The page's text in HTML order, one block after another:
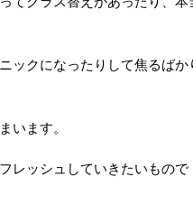
ックになったりして焦るばか
います。
レッシュしていきたいもので